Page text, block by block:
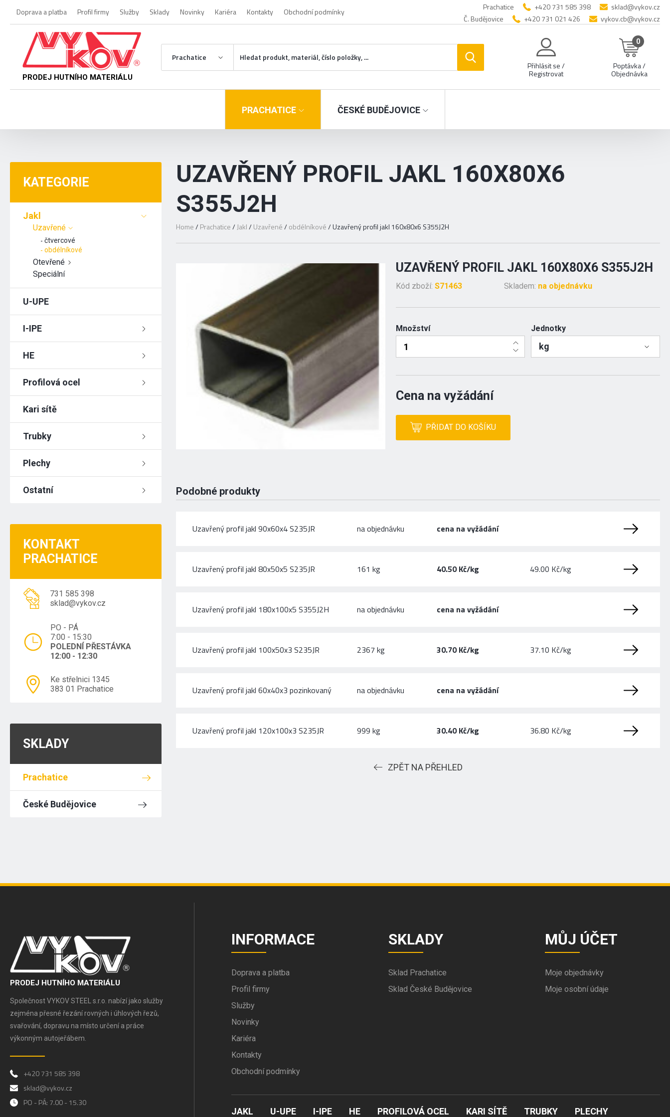
Doprava a platba Profil firmy Služby Sklady Novinky Kariéra Kontakty Obchodní podmínky Prachatice +420 731 585 398
sklad@vykov.cz
Č. Budějovice
+420 731 021 426 vykov.cb@vykov.cz
PRODEJ HUTNÍHO MATERIÁLU
Prachatice
Přihlásit se /
Registrovat
0
Poptávka /
Objednávka
PRACHATICE ČESKÉ BUDĚJOVICE
KATEGORIE
Jakl
Uzavřené
čtvercové
obdélníkové
Otevřené
Speciální
U-UPE
I-IPE
HE
Profilová ocel
Kari sítě
Trubky
Plechy
Ostatní
KONTAKT
PRACHATICE
731 585 398
sklad@vykov.cz
PO - PÁ
7:00 - 15:30
POLEDNÍ PŘESTÁVKA
12:00 - 12:30
Ke střelnici 1345
383 01 Prachatice
SKLADY
Prachatice
České Budějovice
UZAVŘENÝ PROFIL JAKL 160X80X6
S355J2H
Home/ Prachatice/ Jakl/ Uzavřené/ obdélníkové/Uzavřený profil jakl 160x80x6 S355J2H
UZAVŘENÝ PROFIL JAKL 160X80X6 S355J2H
Kód zboží:S71463 Skladem: na objednávku
Množství Jednotky
kg
Cena na vyžádání
PŘIDAT DO KOŠÍKU
Podobné produkty
Uzavřený profil jakl 90x60x4 S235JR na objednávku cena na vyžádání
Uzavřený profil jakl 80x50x5 S235JR 161 kg 40.50 Kč/kg 49.00 Kč/kg
Uzavřený profil jakl 180x100x5 S355J2H na objednávku cena na vyžádání
Uzavřený profil jakl 100x50x3 S235JR 2367 kg 30.70 Kč/kg 37.10 Kč/kg
Uzavřený profil jakl 60x40x3 pozinkovaný na objednávku cena na vyžádání
Uzavřený profil jakl 120x100x3 S235JR 999 kg 30.40 Kč/kg 36.80 Kč/kg
ZPĚT NA PŘEHLED
PRODEJ HUTNÍHO MATERIÁLU
Společnost VYKOV STEEL s.r.o. nabízí jako služby
zejména přesné řezání rovných i úhlových řezů,
svařování, dopravu na místo určení a práce
výkonným autojeřábem.
+420 731 585 398
sklad@vykov.cz
PO - PÁ: 7.00 - 15.30
INFORMACE
Doprava a platba
Profil firmy
Služby
Novinky
Kariéra
Kontakty
Obchodní podmínky
SKLADY
Sklad Prachatice
Sklad České Budějovice
MŮJ ÚČET
Moje objednávky
Moje osobní údaje
JAKL U-UPE I-IPE HE PROFILOVÁ OCEL KARI SÍTĚ TRUBKY PLECHY